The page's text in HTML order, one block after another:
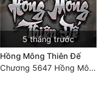
5 tháng trước
Hồng Mông Thiên Đế
Chương 5647 Hồng Mông Thiên Đế (HẾT)